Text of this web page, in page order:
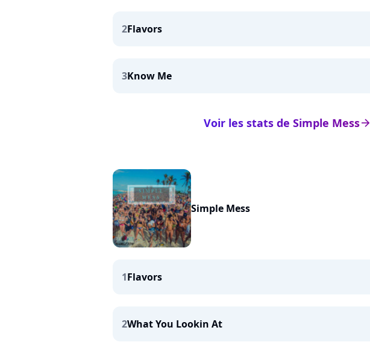
2Flavors
3Know Me
arrow_right
Voir les stats de Simple Mess
Simple Mess
1Flavors
2What You Lookin At